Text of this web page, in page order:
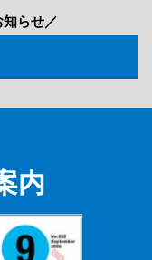
知らせ／
内